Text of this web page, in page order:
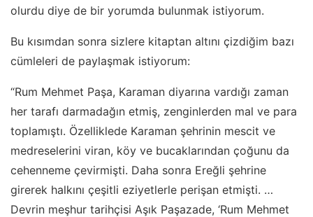
olurdu diye de bir yorumda bulunmak istiyorum.
Bu kısımdan sonra sizlere kitaptan altını çizdiğim bazı
cümleleri de paylaşmak istiyorum:
“Rum Mehmet Paşa, Karaman diyarına vardığı zaman
her tarafı darmadağın etmiş, zenginlerden mal ve para
toplamıştı. Özelliklede Karaman şehrinin mescit ve
medreselerini viran, köy ve bucaklarından çoğunu da
cehenneme çevirmişti. Daha sonra Ereğli şehrine
girerek halkını çeşitli eziyetlerle perişan etmişti. …
Devrin meşhur tarihçisi Aşık Paşazade, ‘Rum Mehmet